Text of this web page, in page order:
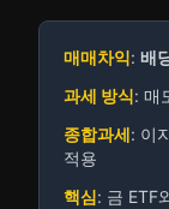
매매차익: 배
과세 방식: 매
종합과세: 이
적용
핵심: 금 ETF